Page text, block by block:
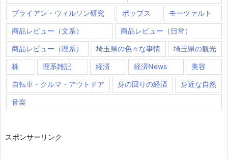
ブライアン・ウィルソン研究 ポップス モーツァルト
商品レビュー（文系） 商品レビュー（日常）
商品レビュー（理系） 埼玉県の色々な事情 埼玉県の観光
株 理系雑記 経済 経済News 美容
自転車・クルマ・アウトドア 身の回りの経済 身近な自然
音楽
スポンサーリンク